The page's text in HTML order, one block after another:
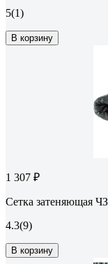
5(1)
В корзину
1 307 ₽
Сетка затеняющая
4.3(9)
В корзину